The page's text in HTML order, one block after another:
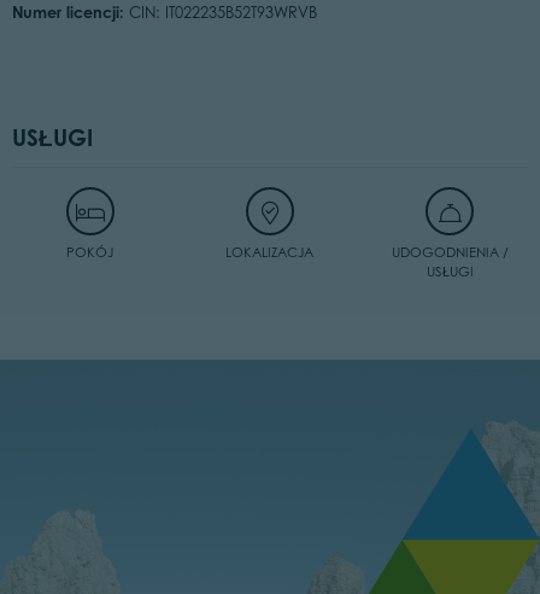
Numer licencji: CIN: IT022235B52T93WRVB
USŁUGI
POKÓJ LOKALIZACJA
UDOGODNIENIA /
USŁUGI